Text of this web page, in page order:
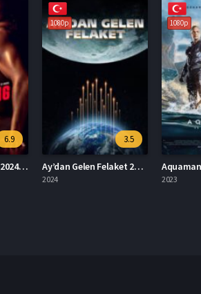
3.5
Ay’dan Gelen Felaket 2024 – Ay’dan Gelen Felaket 1080p Turkce Dublaj izle
1080p
5.8
Aquaman 2 ve Kayıp Krallık 2023 – Aquaman 2 ve Kayıp Krallık 1080p Turkce Dublaj izle
2023
1080p
2023